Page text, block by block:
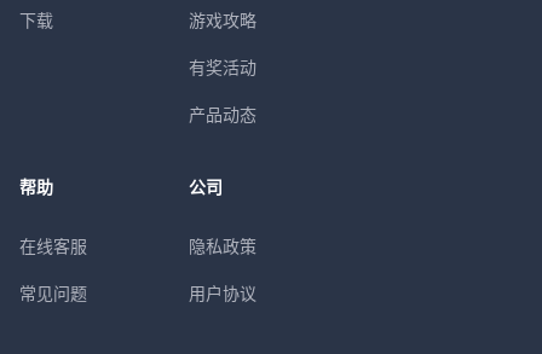
下载 游戏攻略
有奖活动
产品动态
帮助
在线客服
常见问题
公司
隐私政策
用户协议